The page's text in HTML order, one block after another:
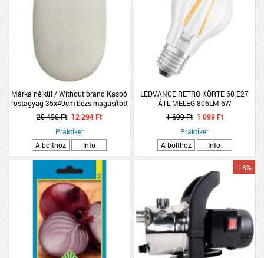
Márka nélkül / Without brand Kaspó
rostagyag 35x49cm bézs magasított
20 490 Ft 12 294 Ft
Praktiker
A bolthoz
Info
LEDVANCE RETRO KÖRTE 60 E27
ÁTL.MELEG 806LM 6W
1 699 Ft 1 099 Ft
Praktiker
A bolthoz
Info
-18%